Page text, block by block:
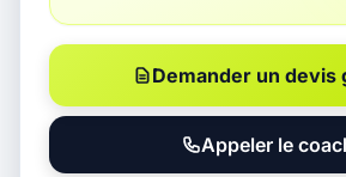
Demander un devis
Appeler le